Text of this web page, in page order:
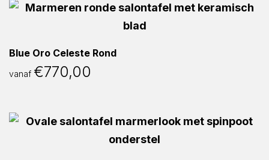
Blue Oro Celeste Rond
vanaf €770,00